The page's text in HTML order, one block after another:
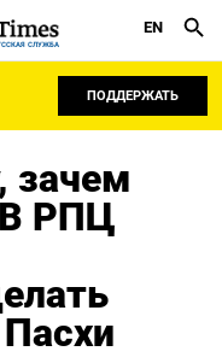
СЛУЖБА
EN
ПОДДЕРЖАТЬ
зачем
В РПЦ